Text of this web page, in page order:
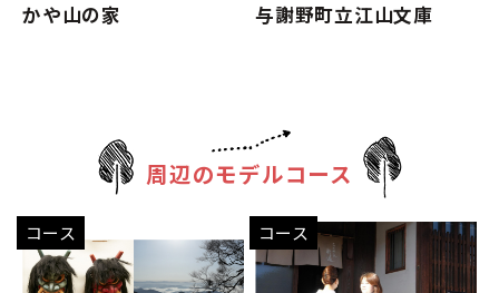
かや山の家 与謝野町立江山文庫
周辺のモデルコース
コース コース